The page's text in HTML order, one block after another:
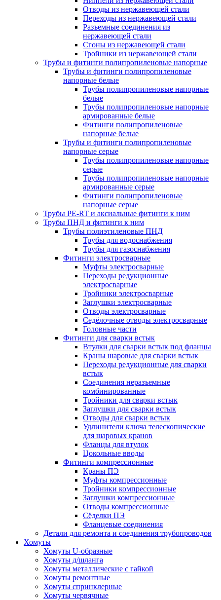
Отводы из нержавеющей стали
Переходы из нержавеющей стали
Разъемные соединения из
нержавеющей стали
Сгоны из нержавеющей стали
Тройники из нержавеющей стали
Трубы и фитинги полипропиленовые напорные
Трубы и фитинги полипропиленовые
напорные белые
Трубы полипропиленовые напорные
белые
Трубы полипропиленовые напорные
армированные белые
Фитинги полипропиленовые
напорные белые
Трубы и фитинги полипропиленовые
напорные серые
Трубы полипропиленовые напорные
серые
Трубы полипропиленовые напорные
армированные серые
Фитинги полипропиленовые
напорные серые
Трубы PE-RT и аксиальные фитинги к ним
Трубы ПНД и фитинги к ним
Трубы полиэтиленовые ПНД
Трубы для водоснабжения
Трубы для газоснабжения
Фитинги электросварные
Муфты электросварные
Переходы редукционные
электросварные
Тройники электросварные
Заглушки электросварные
Отводы электросварные
Седёлочные отводы электросварные
Головные части
Фитинги для сварки встык
Втулки для сварки встык под фланцы
Краны шаровые для сварки встык
Переходы редукционные для сварки
встык
Соединения неразъемные
комбинированные
Тройники для сварки встык
Заглушки для сварки встык
Отводы для сварки встык
Удлинители ключа телескопические
для шаровых кранов
Фланцы для втулок
Цокольные вводы
Фитинги компрессионные
Краны ПЭ
Муфты компрессионные
Тройники компрессионные
Заглушки компрессионные
Отводы компрессионные
Сёделки ПЭ
Фланцевые соединения
Детали для ремонта и соединения трубопроводов
Хомуты
Хомуты U-образные
Хомуты д/шланга
Хомуты металлические с гайкой
Хомуты ремонтные
Хомуты спринклерные
Хомуты червячные